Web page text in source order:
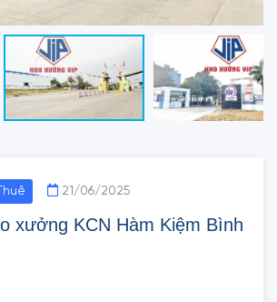
21/06/2025
xưởng KCN Hàm Kiệm Bình